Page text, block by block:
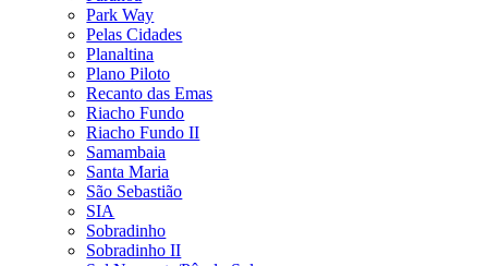
Park Way
Pelas Cidades
Planaltina
Plano Piloto
Recanto das Emas
Riacho Fundo
Riacho Fundo II
Samambaia
Santa Maria
São Sebastião
SIA
Sobradinho
Sobradinho II